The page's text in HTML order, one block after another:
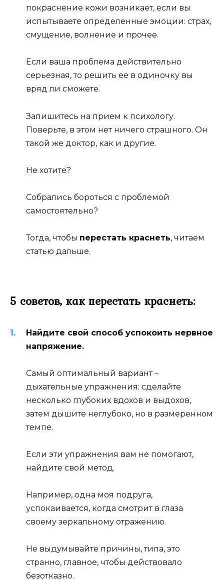
покраснение кожи возникает, если вы
испытываете определенные эмоции: страх,
смущение, волнение и прочее.
Если ваша проблема действительно
серьезная, то решить ее в одиночку вы
вряд ли сможете.
Запишитесь на прием к психологу.
Поверьте, в этом нет ничего страшного. Он
такой же доктор, как и другие.
Не хотите?
Собрались бороться с проблемой
самостоятельно?
Тогда, чтобы перестать краснеть, читаем
статью дальше.
5 советов, как перестать краснеть:
Найдите свой способ успокоить нервное
напряжение.
Самый оптимальный вариант –
дыхательные упражнения: сделайте
несколько глубоких вдохов и выдохов,
затем дышите неглубоко, но в размеренном
темпе.
Если эти упражнения вам не помогают,
найдите свой метод.
Например, одна моя подруга,
успокаивается, когда смотрит в глаза
своему зеркальному отражению.
Не выдумывайте причины, типа, это
странно, главное, чтобы действовало
безотказно.